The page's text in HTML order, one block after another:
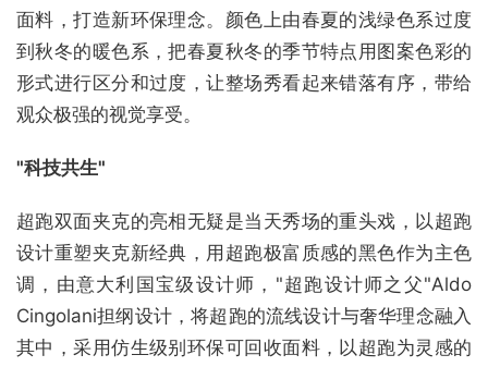
面料，打造新环保理念。颜色上由春夏的浅绿色系过度
到秋冬的暖色系，把春夏秋冬的季节特点用图案色彩的
形式进行区分和过度，让整场秀看起来错落有序，带给
观众极强的视觉享受。
"科技共生"
超跑双面夹克的亮相无疑是当天秀场的重头戏，以超跑
设计重塑夹克新经典，用超跑极富质感的黑色作为主色
调，由意大利国宝级设计师，"超跑设计师之父"Aldo
Cingolani担纲设计，将超跑的流线设计与奢华理念融入
其中，采用仿生级别环保可回收面料，以超跑为灵感的